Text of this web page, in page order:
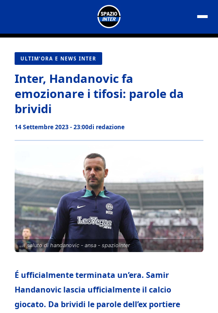
contenuto
ULTIM'ORA E NEWS INTER
Inter, Handanovic fa
emozionare i tifosi: parole da
brividi
14 Settembre 2023 - 23:00di redazione
il saluto di handanovic - ansa - spaziointer
É ufficialmente terminata un’era. Samir
Handanovic lascia ufficialmente il calcio
giocato. Da brividi le parole dell’ex portiere